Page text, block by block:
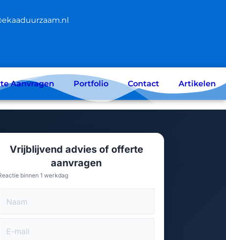
Aanvragen Portfolio Contact Artikelen
Vrijblijvend advies of offerte
aanvragen
binnen 1 werkdag